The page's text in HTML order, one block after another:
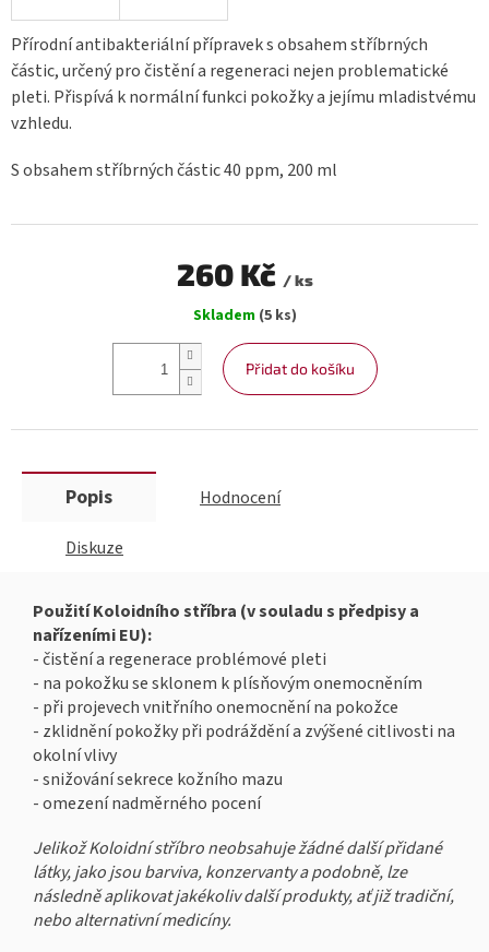
Přírodní antibakteriální přípravek s obsahem stříbrných
částic, určený pro čistění a regeneraci nejen problematické
pleti. Přispívá k normální funkci pokožky a jejímu mladistvému
vzhledu.
S obsahem stříbrných částic 40 ppm, 200 ml
260 Kč / ks
cena:
Skladem (5 ks)
Přidat do košíku
Popis Hodnocení
Diskuze
Použití Koloidního stříbra (v souladu s předpisy a
nařízeními EU):
- čistění a regenerace problémové pleti
- na pokožku se sklonem k plísňovým onemocněním
- při projevech vnitřního onemocnění na pokožce
- zklidnění pokožky při podráždění a zvýšené citlivosti na
okolní vlivy
- snižování sekrece kožního mazu
- omezení nadměrného pocení
Jelikož Koloidní stříbro neobsahuje žádné další přidané
látky, jako jsou barviva, konzervanty a podobně, lze
následně aplikovat jakékoliv další produkty, ať již tradiční,
nebo alternativní medicíny.